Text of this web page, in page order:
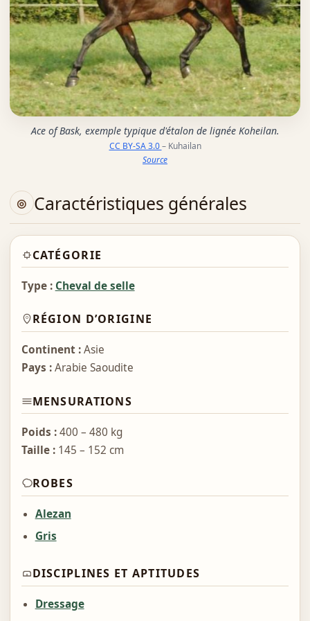
Ace of Bask, exemple typique d'étalon de lignée Koheilan.
CC BY-SA 3.0– Kuhailan
Source
Caractéristiques générales
CATÉGORIE
Type : Cheval de selle
RÉGION D’ORIGINE
Continent :Asie
Pays :Arabie Saoudite
MENSURATIONS
Poids :400 – 480 kg
Taille :145 – 152 cm
ROBES
Alezan
Gris
DISCIPLINES ET APTITUDES
Dressage